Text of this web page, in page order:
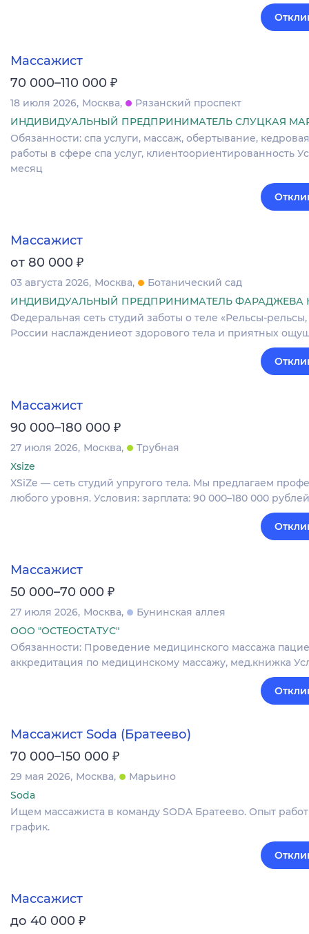
Массажист
70 000–110 000 ₽
18 июля 2026 Москва
Рязанский проспект
ИНДИВИДУАЛЬНЫЙ ПРЕДПРИНИМАТЕЛЬ СЛУЦКАЯ
Обязанности: спа услуги, массаж, обертывание,
работы в сфере спа услуг, клиентоориентированность
месяц
Массажист
от 80 000 ₽
03 августа 2026 Москва
Ботанический сад
ИНДИВИДУАЛЬНЫЙ ПРЕДПРИНИМАТЕЛЬ ФАРАДЖЕВА
Федеральная сеть студий заботы о теле «Рельсы-
России наслаждениеот здорового тела и приятных
Массажист
90 000–180 000 ₽
27 июля 2026 Москва
Трубная
Xsize
XSiZe — сеть студий упругого тела. Мы предлагаем
любого уровня. Условия: зарплата: 90 000–180 000
Массажист
50 000–70 000 ₽
27 июля 2026 Москва
Бунинская аллея
ООО "ОСТЕОСТАТУС"
Обязанности: Проведение медицинского массажа
аккредитация по медицинскому массажу, мед.книжка
Массажист Soda (Братеево)
70 000–150 000 ₽
29 мая 2026 Москва
Марьино
Soda
Ищем массажиста в команду SODA Братеево. Опыт
график.
Массажист
до 40 000 ₽